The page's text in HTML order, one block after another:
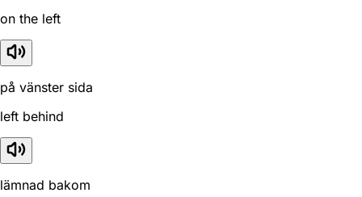
on the left
på vänster sida
left behind
lämnad bakom